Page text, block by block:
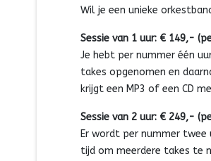
Wil je een unieke
Sessie van 1 uur: € 149,-
Je hebt per nummer één
takes opgenomen en
krijgt een MP3 of een CD
Sessie van 2 uur: € 249,-
Er wordt per nummer twee
tijd om meerdere takes te